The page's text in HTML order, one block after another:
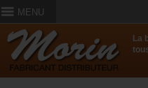
MENU
La